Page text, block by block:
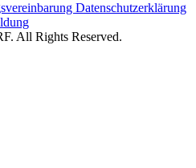
Datenschutzerklärung
All Rights Reserved.